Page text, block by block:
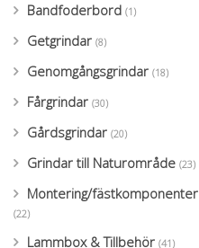
Bandfoderbord (1)
Getgrindar (8)
Genomgångsgrindar (18)
Fårgrindar (30)
Gårdsgrindar (20)
Grindar till Naturområde (23)
Montering/fästkomponenter
(22)
Lammbox & Tillbehör (41)